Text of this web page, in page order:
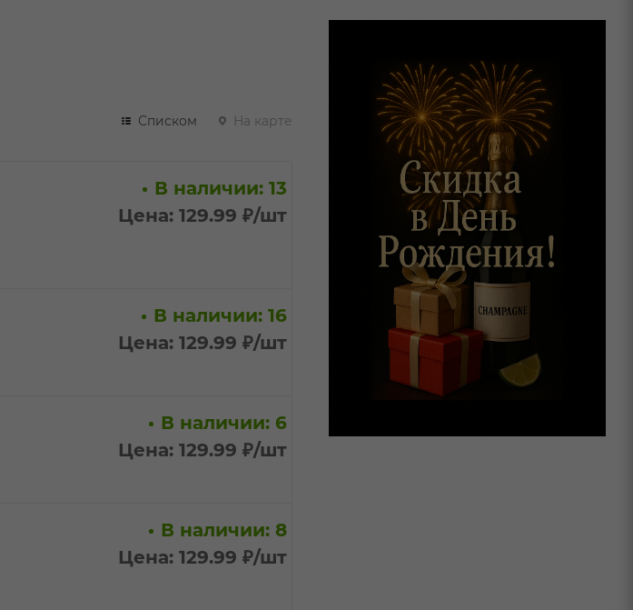
Списком На карте
В наличии: 13
Цена: 129.99 ₽/шт
В наличии: 16
Цена: 129.99 ₽/шт
В наличии: 6
Цена: 129.99 ₽/шт
В наличии: 8
Цена: 129.99 ₽/шт